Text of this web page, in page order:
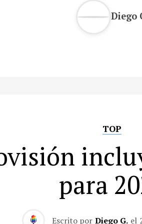
Diego
TOP
para
Escrito por Diego G. el